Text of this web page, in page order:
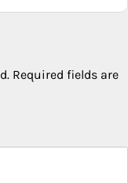
Required fields are